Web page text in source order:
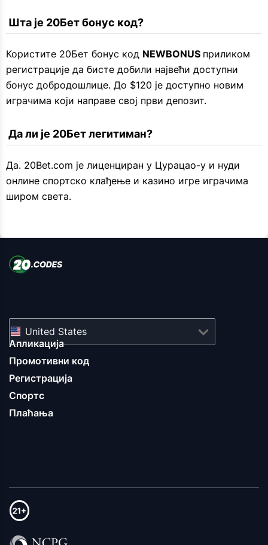
Шта је 20Бет бонус код?
Користите 20Бет бонус код NEWBONUS приликом
регистрације да бисте добили највећи доступни
бонус добродошлице. До $120 је доступно новим
играчима који направе свој први депозит.
Да ли је 20Бет легитиман?
Да. 20Bet.com је лиценциран у Цурацао-у и нуди
онлине спортско клађење и казино игре играчима
широм света.
United States
Апликација
Промотивни код
Регистрација
Спортс
Плаћања